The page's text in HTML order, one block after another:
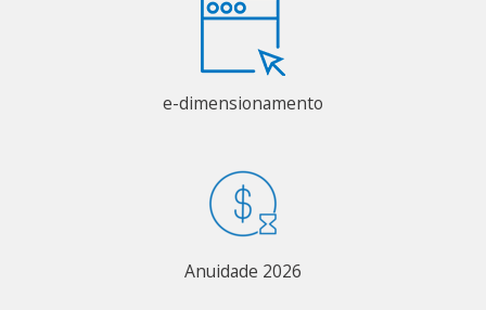
e-dimensionamento
Anuidade 2026